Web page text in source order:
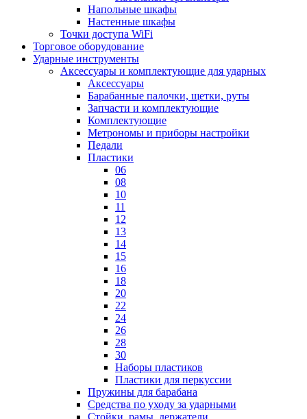
Напольные шкафы
Настенные шкафы
Точки доступа WiFi
Торговое оборудование
Ударные инструменты
Аксессуары и комплектующие для ударных
Аксессуары
Барабанные палочки, щетки, руты
Запчасти и комплектующие
Комплектующие
Метрономы и приборы настройки
Педали
Пластики
06
08
10
11
12
13
14
15
16
18
20
22
24
26
28
30
Наборы пластиков
Пластики для перкуссии
Пружины для барабана
Средства по уходу за ударными
Стойки, рамы, держатели